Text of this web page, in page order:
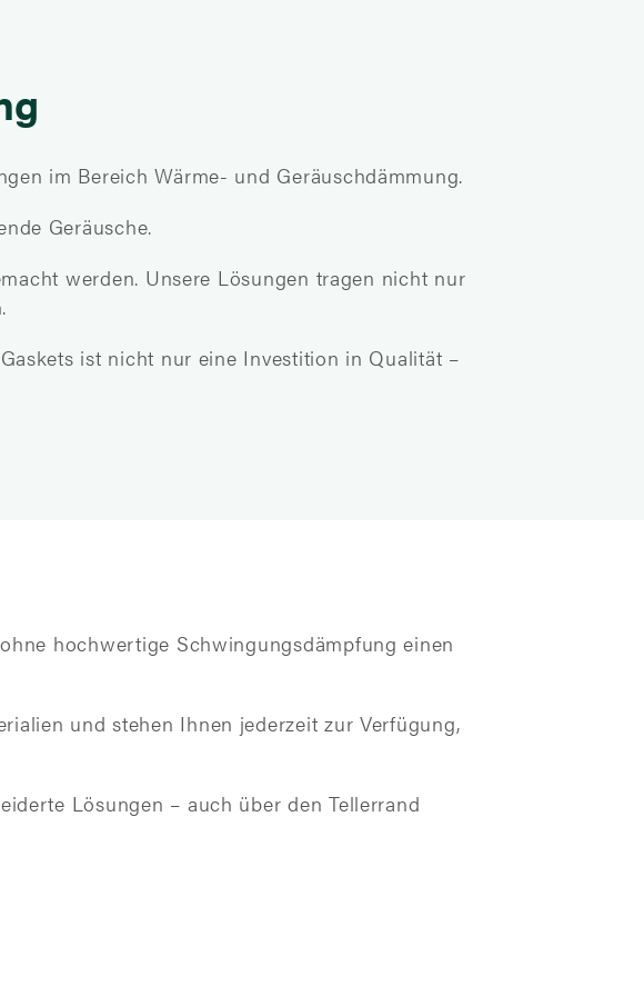
im Bereich Wärme- und Geräuschdämmung.
Geräusche.
werden. Unsere Lösungen tragen nicht nur
ist nicht nur eine Investition in Qualität –
hochwertige Schwingungsdämpfung einen
und stehen Ihnen jederzeit zur Verfügung,
Lösungen – auch über den Tellerrand